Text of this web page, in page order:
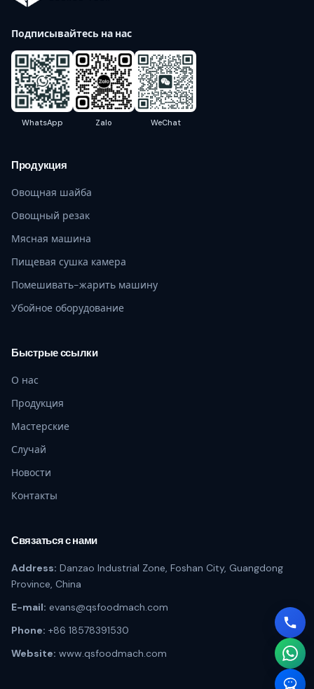
Подписывайтесь на нас
WhatsApp Zalo WeChat
Продукция
Овощная шайба
Овощный резак
Мясная машина
Пищевая сушка камера
Помешивать-жарить машину
Убойное оборудование
Быстрые ссылки
О нас
Продукция
Мастерские
Случай
Новости
Контакты
Связаться с нами
Address: Danzao Industrial Zone, Foshan City, Guangdong
Province, China
E-mail: evans@qsfoodmach.com
Phone: +86 18578391530
Website: www.qsfoodmach.com